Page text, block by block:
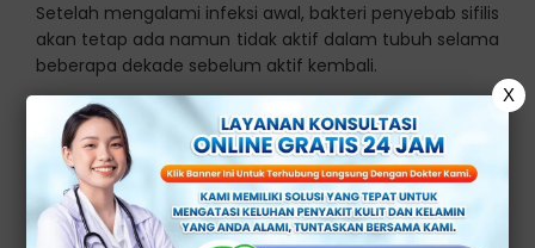
Setelah mengalami infeksi awal, bakteri penyebab sifilis
akan tetap ada namun tidak aktif dalam tubuh selama
beberapa dekade sebelum aktif kembali.
Apa Itu Penyakit Raja
Singa?
X